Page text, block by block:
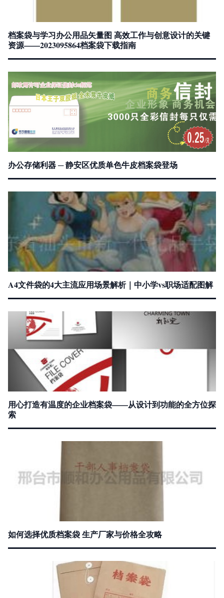
档案袋与学习办公用品矢量图 高效工作与创意设计的关键
资源——2023095864档案袋下载指南
办公存储利器 ─ 静安区优质单色牛皮档案袋登场
A4文件袋的4大主流应用场景解析｜中小学vs职场适配图解
用心打造有温度的企业档案袋——从设计到功能的全方位探
索
如何选择优质档案袋 生产厂家与价格全攻略